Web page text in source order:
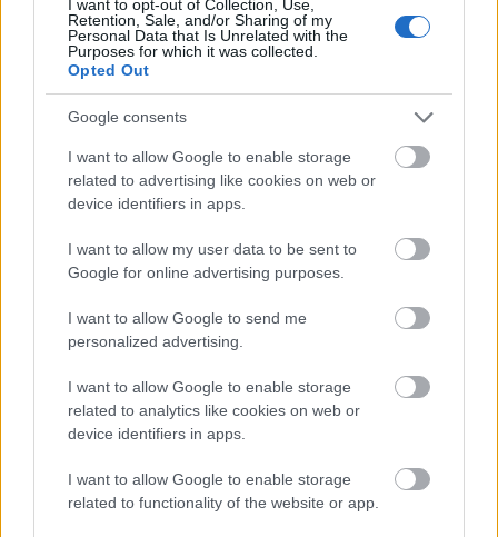
I want to opt-out of Collection, Use,
Retention, Sale, and/or Sharing of my
Personal Data that Is Unrelated with the
Purposes for which it was collected.
Opted Out
Google consents
I want to allow Google to enable storage
related to advertising like cookies on web or
device identifiers in apps.
I want to allow my user data to be sent to
Google for online advertising purposes.
I want to allow Google to send me
personalized advertising.
I want to allow Google to enable storage
related to analytics like cookies on web or
device identifiers in apps.
I want to allow Google to enable storage
related to functionality of the website or app.
vendégszereplése külföldön.
„Természetesen volt bennem egy kis izgalom, hiszen
egészen másfajta igénybevételt jelent, amikor az
embernek egy hosszabb út után kell helytállni ilyen
nagyszabású gálán. Egyébként is izgulós típus
vagyok, a fellépések előtt van bennem egy kis drukk,
hogy biztosan azt nyújtsam a közönségnek, amit
magamtól elvárok. Itt be kellett illeszkednem egy
komplett, felépített műsorstruktúrába is, úgy hogy a
lehető legtöbbet kapja tőlem a közönség abban a
néhány dalban, amit én adok elő a színpadon”
vallotta beDolhai Attila, akire a többi kollégájához
hasonlóan nagy hatással volt a fellépés helyszíne.
„Amellett, hogy nagyon szép környezetbe kerültünk,
dalok – hatalmas sikert arattunk és ez újabb
reménnyel töltött el, hogy jó úton járok”– mondta az